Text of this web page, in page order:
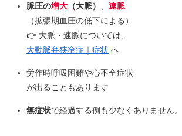
脈圧の増大（大脈）
速脈
（拡張期血圧の低下による）
👉 大脈・速脈については、
大動脈弁狭窄症｜症状 へ
労作時呼吸困難や心不全症状
が出ることもあります
無症状で経過する例も少なくありません。